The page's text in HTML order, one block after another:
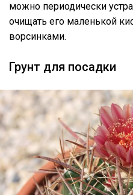
можно периодически
очищать его маленькой
ворсинками.
Грунт для посадки